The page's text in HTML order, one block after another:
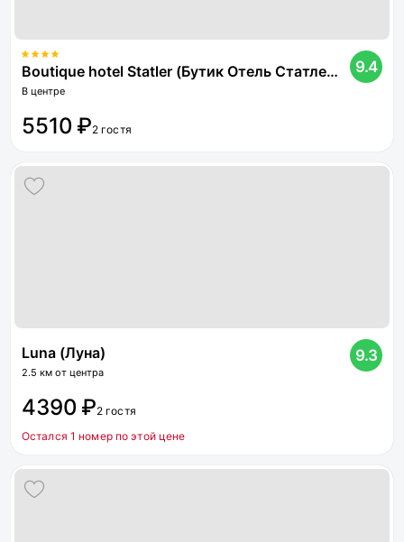
Boutique hotel Statler (Бутик Отель Статлер) (бывш. Прага)
В центре
9.4
5510 ₽2 гостя
Luna (Луна)
2.5 км от центра
9.3
4390 ₽2 гостя
Остался 1 номер по этой цене